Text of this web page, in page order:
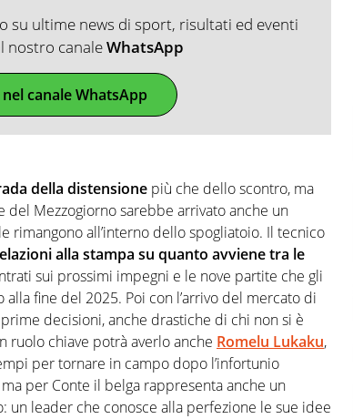
su ultime news di sport, risultati ed eventi
nostro canaleWhatsApp
canale WhatsApp
della distensione più che dello scontro, ma
Mezzogiorno sarebbe arrivato anche un
rimangono all’interno dello spogliatoio. Il tecnico
alla stampa su quanto avviene tra le
sui prossimi impegni e le nove partite che gli
fine del 2025. Poi con l’arrivo del mercato di
decisioni, anche drastiche di chi non si è
ruolo chiave potrà averlo anche Romelu Lukaku,
per tornare in campo dopo l’infortunio
per Conte il belga rappresenta anche un
un leader che conosce alla perfezione le sue idee